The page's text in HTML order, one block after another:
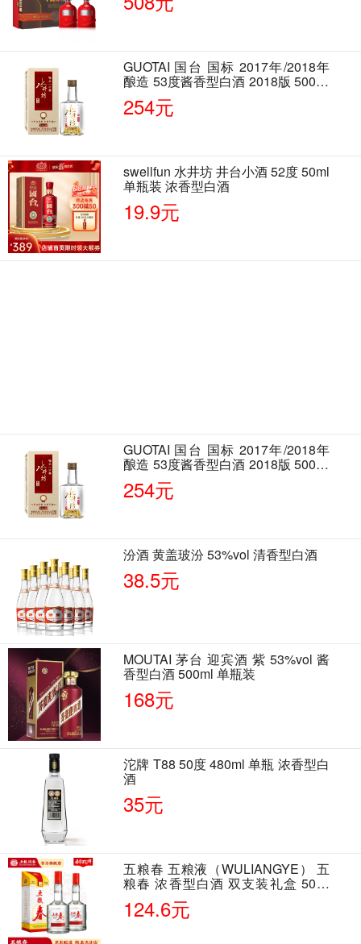
GUOTAI 国台 国标 2017年/2018年
酿造 53度酱香型白酒 2018版 500ml
单瓶装
254元
swellfun 水井坊 井台小酒 52度 50ml
单瓶装 浓香型白酒
19.9元
GUOTAI 国台 国标 2017年/2018年
酿造 53度酱香型白酒 2018版 500ml
单瓶装
254元
汾酒 黄盖玻汾 53%vol 清香型白酒
38.5元
MOUTAI 茅台 迎宾酒 紫 53%vol 酱
香型白酒 500ml 单瓶装
168元
沱牌 T88 50度 480ml 单瓶 浓香型白
酒
35元
五粮春 五粮液（WULIANGYE） 五
粮春 浓香型白酒 双支装礼盒 50度
500ml*2瓶 含酒具
124.6元